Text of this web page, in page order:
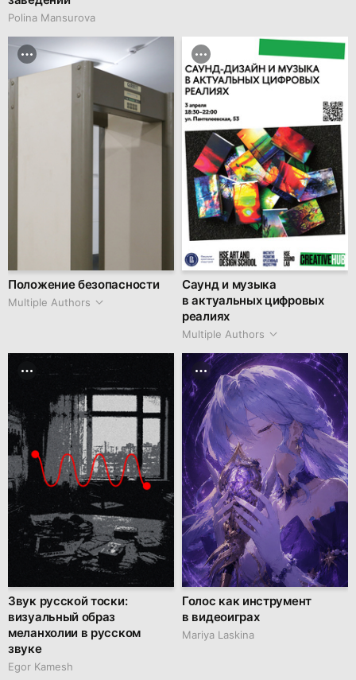
Polina Mansurova
Положение безопасности
Multiple Authors
Саунд и музыка
в актуальных цифровых
реалиях
Multiple Authors
Звук русской тоски:
визуальный образ
меланхолии в русском
звуке
Egor Kamesh
Голос как инструмент
в видеоиграх
Mariya Laskina